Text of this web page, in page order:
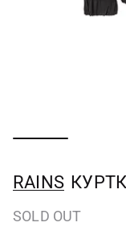
RAINS
SOLD OUT